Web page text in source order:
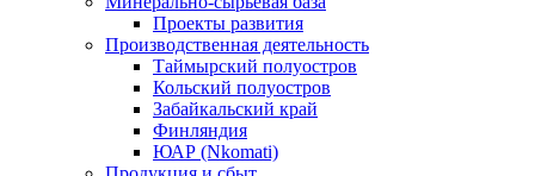
Проекты развития
Производственная деятельность
Таймырский полуостров
Кольский полуостров
Забайкальский край
Финляндия
ЮАР (Nkomati)